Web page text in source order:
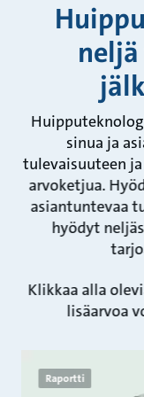
sinua ja
tulevaisuuteen
arvoketjua.
asiantuntevaa
hyödyt
Klikkaa alla
lisäarvoa
Raportti